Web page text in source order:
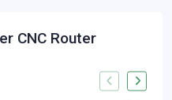
CNC Router